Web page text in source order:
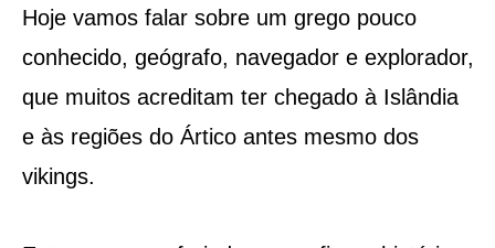
Hoje vamos falar sobre um grego pouco
conhecido, geógrafo, navegador e explorador,
que muitos acreditam ter chegado à Islândia
e às regiões do Ártico antes mesmo dos
vikings.